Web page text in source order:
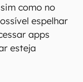
como no
espelhar
apps
esteja